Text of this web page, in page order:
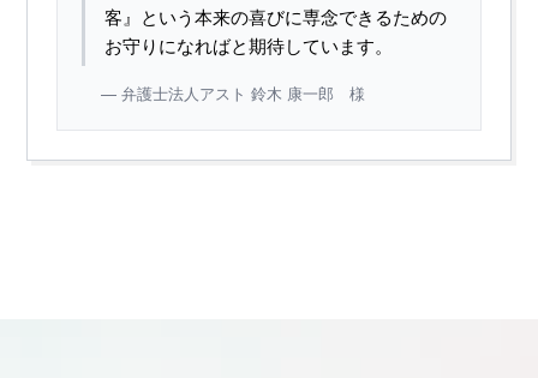
客』という本来の喜びに専念できるための
お守りになればと期待しています。
弁護士法人アスト 鈴木 康一郎 様